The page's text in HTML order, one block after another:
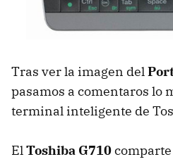
Tras ver la imagen del
pasamos a comentaros lo
terminal inteligente de
ElToshiba G710